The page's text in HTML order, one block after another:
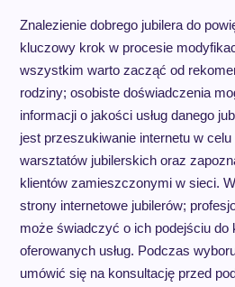
Znalezienie dobrego jubilera do
kluczowy krok w procesie
wszystkim warto zacząć od
rodziny; osobiste doświadczenia
informacji o jakości usług danego
jest przeszukiwanie internetu w
warsztatów jubilerskich oraz
klientów zamieszczonymi w sieci.
strony internetowe jubilerów;
może świadczyć o ich podejściu do
oferowanych usług. Podczas
umówić się na konsultację przed